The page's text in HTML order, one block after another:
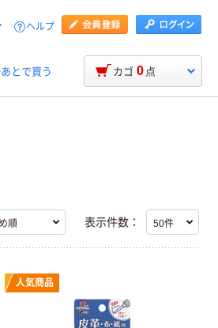
ヘルプ
あとで買う カゴ 0 点
表示件数：
人気商品